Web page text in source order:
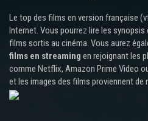
Le top des films en version française
Internet. Vous pourrez lire les
films sortis au cinéma. Vous aurez
films en streaming en rejoignant les
comme Netflix, Amazon Prime Video
et les images des films proviennent de